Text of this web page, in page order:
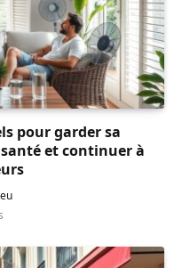
pour garder sa
et continuer à